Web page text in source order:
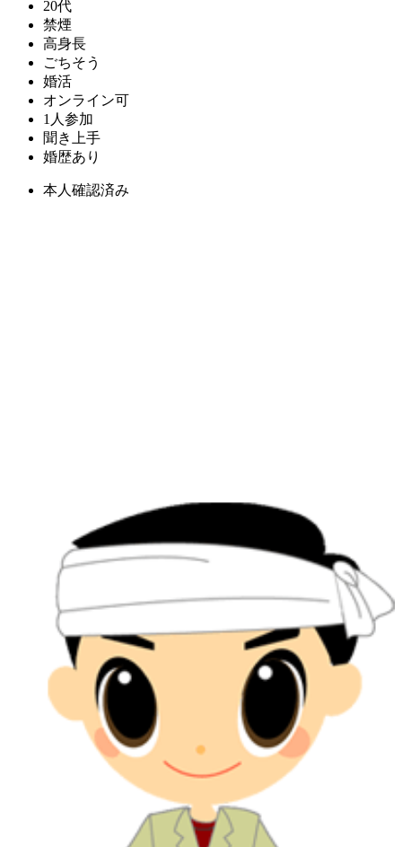
20代
禁煙
高身長
ごちそう
婚活
オンライン可
1人参加
聞き上手
婚歴あり
本人確認済み